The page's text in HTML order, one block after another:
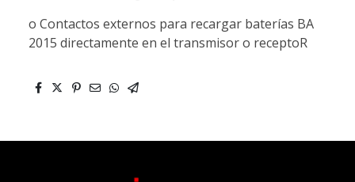
o Contactos externos para recargar baterías BA
2015 directamente en el transmisor o receptoR